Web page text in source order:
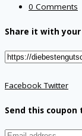
0 Comments
Share it with
FacebookTwitter
Send this coupon